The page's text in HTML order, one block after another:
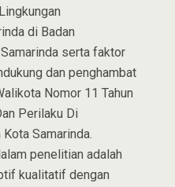
di Badan
serta faktor
dan penghambat
Nomor 11 Tahun
Perilaku Di
Samarinda.
penelitian adalah
kualitatif dengan